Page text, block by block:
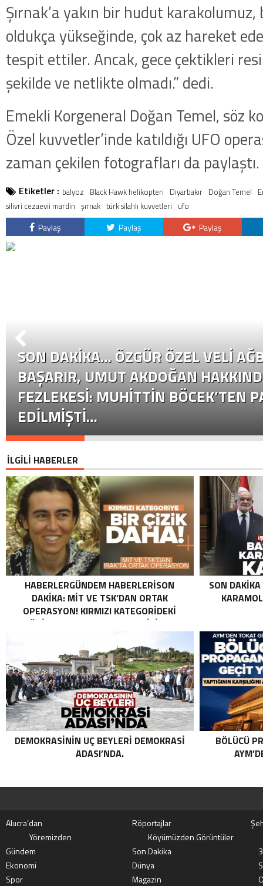
Şırnak’a yakın bir hudut
oldukça yükseğinde, çok az ha­reket
tespit ettiler. Ancak, gece çek­tikleri
şekilde ve netlikte olmadı.” dedi.
Emekli Korgeneral Doğan Temel, söz
Özel kuvvetler’inde katıldığı UFO
zaman çekilen fotografları da paylaştı.
Etiketler : balyoz Black Hawk helikopteri Diyarbakır Doğan Temel
silivri cezaevii mardin şırnak türk silahlı kuvvetleri ufo
Paylaş Paylaş Paylaş
SON DAKİKA… ÖZGÜR ÖZEL VELI
BAŞARIR, UMUT AKDOĞAN
FEZLEKESI: MUHITTIN BÖCEK’TEN
EDILMIŞTI…
İLGİLİ HABERLER
HABERLERGÜNDEM HABERLERISON
DAKIKA: MİT VE TSK’DAN ORTAK
OPERASYON! KIRMIZI KATEGORIDEKI
TERÖRIST NAZLI TAŞPINAR ETKISIZ HALE
ORTAK OPERASYON! KIRMIZI
KATEGORIDEKI TERÖRIST NAZLI
TAŞPINAR ETKISIZ HALE GETIRILDI .
SON
DEMOKRASININ UÇ BEYLERI DEMOKRASI
ADASI’NDA.
BÖLÜCÜ
Alucra’dan Röportajlar
Yöremizden
Köyümüzden Görüntüler
Gündem
Son Dakika
Ekonomi
Dünya
Spor
Magazin